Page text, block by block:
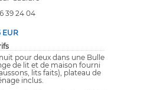
39 24 04
EUR
pour deux dans une Bulle
de lit et de maison fourni
lits faits), plateau de
inclus.